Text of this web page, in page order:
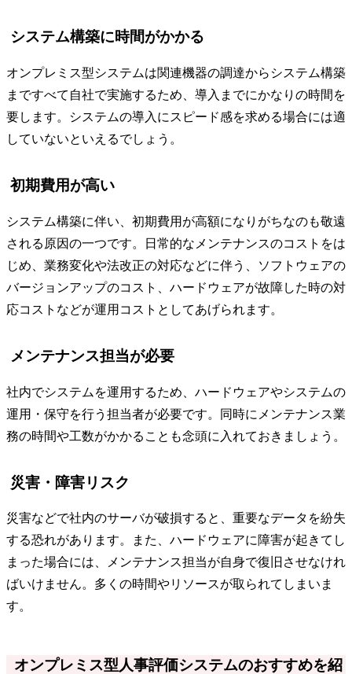
システム構築に時間がかかる
オンプレミス型システムは関連機器の調達からシステム構築
まですべて自社で実施するため、導入までにかなりの時間を
要します。システムの導入にスピード感を求める場合には適
していないといえるでしょう。
初期費用が高い
システム構築に伴い、初期費用が高額になりがちなのも敬遠
される原因の一つです。日常的なメンテナンスのコストをは
じめ、業務変化や法改正の対応などに伴う、ソフトウェアの
バージョンアップのコスト、ハードウェアが故障した時の対
応コストなどが運用コストとしてあげられます。
メンテナンス担当が必要
社内でシステムを運用するため、ハードウェアやシステムの
運用・保守を行う担当者が必要です。同時にメンテナンス業
務の時間や工数がかかることも念頭に入れておきましょう。
災害・障害リスク
災害などで社内のサーバが破損すると、重要なデータを紛失
する恐れがあります。また、ハードウェアに障害が起きてし
まった場合には、メンテナンス担当が自身で復旧させなけれ
ばいけません。多くの時間やリソースが取られてしまいま
す。
オンプレミス型人事評価システムのおすすめを紹